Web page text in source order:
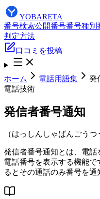
YOBARETA
番号検索公開番号番号種別
判定方法
口コミを投稿
ホーム 電話用語集
発
電話技術
発信者番号通知
（はっしんしゃばんごうつ
発信者番号通知とは、電
電話番号を表示する機能
るとその通話のみ番号を通